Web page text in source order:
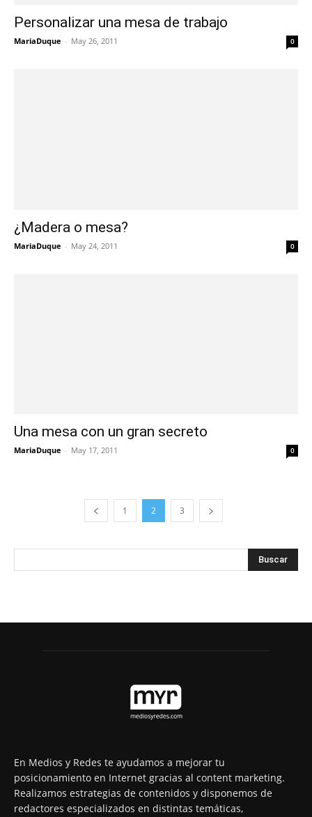
Personalizar una mesa de trabajo
MariaDuque - May 26, 2011 0
¿Madera o mesa?
MariaDuque - May 24, 2011 0
Una mesa con un gran secreto
MariaDuque - May 17, 2011 0
1 2 3
En Medios y Redes te ayudamos a mejorar tu
posicionamiento en Internet gracias al content marketing.
Realizamos estrategias de contenidos y disponemos de
redactores especializados en distintas temáticas,